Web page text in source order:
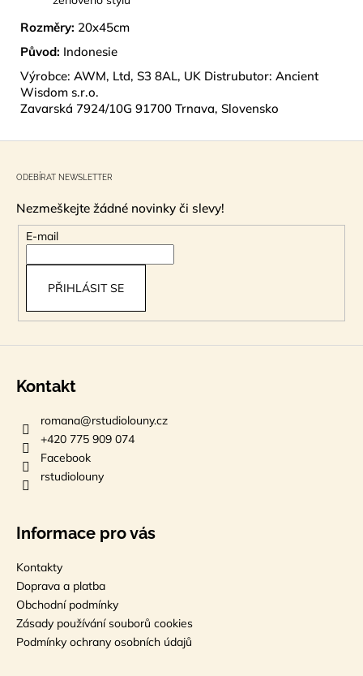
Rozměry: 20x45cm
Původ: Indonesie
Výrobce: AWM, Ltd, S3 8AL, UK Distrubutor: Ancient
Wisdom s.r.o.
Zavarská 7924/10G 91700 Trnava, Slovensko
ODEBÍRAT NEWSLETTER
Nezmeškejte žádné novinky či slevy!
E-mail
PŘIHLÁSIT SE
Kontakt
romana@rstudiolouny.cz
+420 775 909 074
Facebook
rstudiolouny
Informace pro vás
Kontakty
Doprava a platba
Obchodní podmínky
Zásady používání souborů cookies
Podmínky ochrany osobních údajů